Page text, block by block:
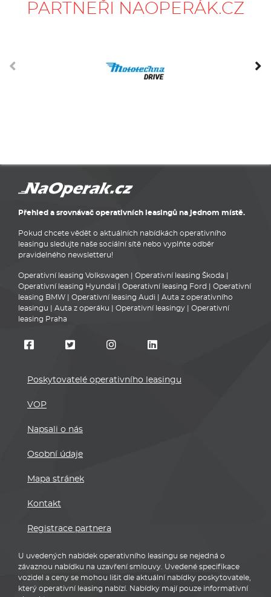
PARTNEŘI NAOPERÁK.CZ
Přehled a srovnávač operativních leasingů na jednom místě.
Pokud chcete vědět o aktuálních nabídkách operativního
leasingu sledujte naše sociální sítě nebo vyplňte odběr
pravidelného newsletteru!
Operativní leasing Volkswagen Operativní leasing Škoda
Operativní leasing Hyundai
Operativní leasing Ford
Operativní
leasing BMW
Operativní leasing Audi
Auta z operativního
leasingu
Auta z operáku Operativní leasingy
Operativní
leasing Praha
Poskytovatelé operativního leasingu
VOP
Napsali o nás
Osobní údaje
Mapa stránek
Kontakt
Registrace partnera
U uvedených nabídek operativního leasingu se nejedná o
závaznou nabídku na uzavření smlouvy. Uvedené specifikace
vozidel a ceny se mohou lišit dle aktuální nabídky poskytovatele,
který operativní leasing nabízí. Nabídky mají pouze informativní